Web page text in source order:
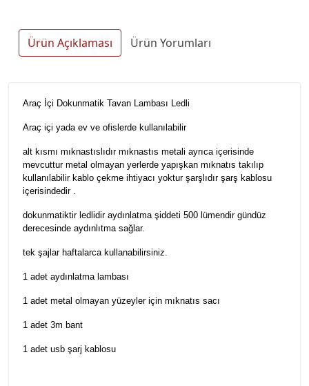
Ürün Açıklaması Ürün Yorumları
Araç İçi Dokunmatik Tavan Lambası Ledli
Araç içi yada ev ve ofislerde kullanılabilir
alt kısmı mıknastıslıdır mıknastıs metali ayrıca içerisinde
mevcuttur metal olmayan yerlerde yapışkan mıknatıs takılıp
kullanılabilir kablo çekme ihtiyacı yoktur şarşlıdır şarş kablosu
içerisindedir .
dokunmatiktir ledlidir aydınlatma şiddeti 500 lümendir gündüz
derecesinde aydınlıtma sağlar.
tek şajlar haftalarca kullanabilirsiniz.
1 adet aydınlatma lambası
1 adet metal olmayan yüzeyler için mıknatıs sacı
1 adet 3m bant
1 adet usb şarj kablosu